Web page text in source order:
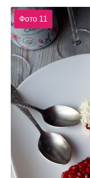
Фото 11